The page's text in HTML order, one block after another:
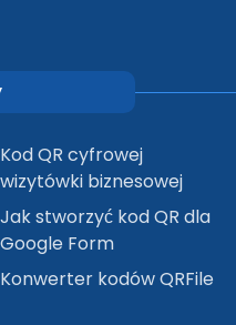
Kod QR cyfrowej
wizytówki biznesowej
Jak stworzyć kod QR dla
Google Form
Konwerter kodów QRFile